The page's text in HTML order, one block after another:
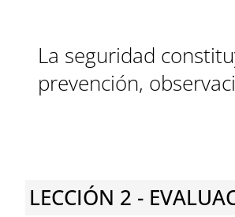
La seguridad
prevención,
LECCIÓN 2 -